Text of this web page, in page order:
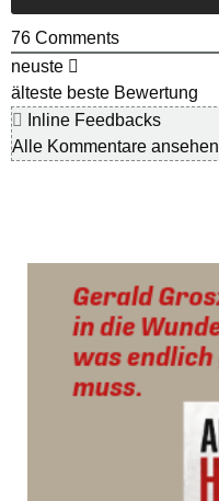
76 Comments
neuste
älteste beste Bewertung
Inline Feedbacks
Alle Kommentare ansehen